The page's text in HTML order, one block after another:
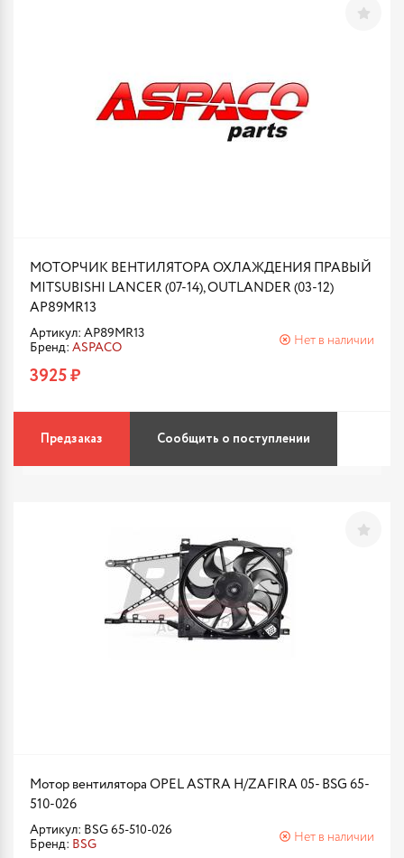
МОТОРЧИК ВЕНТИЛЯТОРА ОХЛАЖДЕНИЯ ПРАВЫЙ
MITSUBISHI LANCER (07-14), OUTLANDER (03-12)
AP89MR13
Артикул: AP89MR13
Бренд: ASPACO
Нет в наличии
3925 ₽
Предзаказ Сообщить о поступлении
Мотор вентилятора OPEL ASTRA H/ZAFIRA 05- BSG 65-
510-026
Артикул: BSG 65-510-026
Бренд: BSG
Нет в наличии